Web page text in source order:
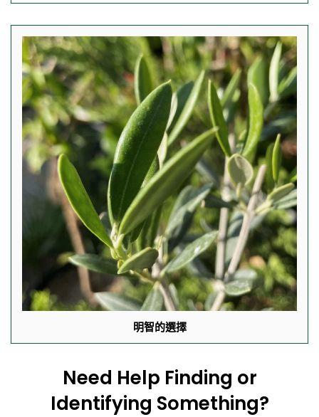
明智的選擇
Need Help Finding or
Identifying Something?